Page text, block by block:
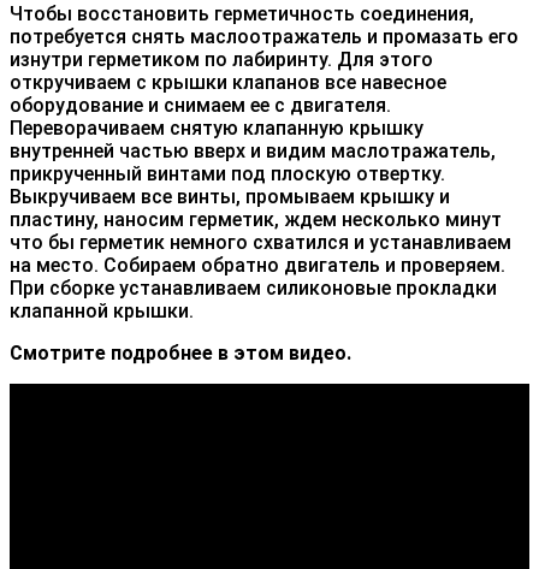
Чтобы восстановить герметичность соединения,
потребуется снять маслоотражатель и промазать его
изнутри герметиком по лабиринту. Для этого
откручиваем с крышки клапанов все навесное
оборудование и снимаем ее с двигателя.
Переворачиваем снятую клапанную крышку
внутренней частью вверх и видим маслотражатель,
прикрученный винтами под плоскую отвертку.
Выкручиваем все винты, промываем крышку и
пластину, наносим герметик, ждем несколько минут
что бы герметик немного схватился и устанавливаем
на место. Собираем обратно двигатель и проверяем.
При сборке устанавливаем силиконовые прокладки
клапанной крышки.
Смотрите подробнее в этом видео.